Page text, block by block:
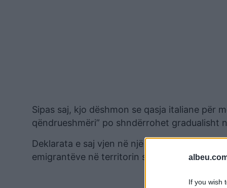
If you wish
Sipas saj, kjo dëshmon se qasja italiane për
qëndrueshmëri” po shndërrohet gradualisht
Deklarata e saj vjen në një kohë kur
emigrantëve në territorin shqiptar vijon të